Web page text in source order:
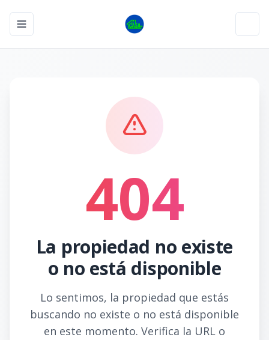
Toggle navigation menu
404
La propiedad no existe
o no está disponible
Lo sentimos, la propiedad que estás
buscando no existe o no está disponible
en este momento. Verifica la URL o